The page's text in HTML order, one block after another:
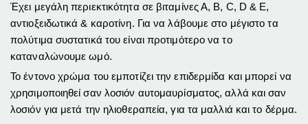
Έχει μεγάλη περιεκτικότητα σε βιταμίνες Α, Β, C, D & E,
αντιοξειδωτικά & καροτίνη. Για να λάβουμε στο μέγιστο τα
πολύτιμα συστατικά του είναι προτιμότερο να το
καταναλώνουμε ωμό.
Το έντονο χρώμα του εμποτίζει την επιδερμίδα και μπορεί να
χρησιμοποιηθεί σαν λοσιόν αυτομαυρίσματος, αλλά και σαν
λοσιόν για μετά την ηλιοθεραπεία, για τα μαλλιά και το δέρμα.